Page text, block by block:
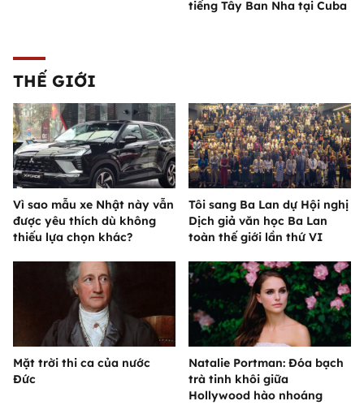
tiếng Tây Ban Nha tại Cuba
THẾ GIỚI
Vì sao mẫu xe Nhật này vẫn
được yêu thích dù không
thiếu lựa chọn khác?
Tôi sang Ba Lan dự Hội nghị
Dịch giả văn học Ba Lan
toàn thế giới lần thứ VI
Mặt trời thi ca của nước
Đức
Natalie Portman: Đóa bạch
trà tinh khôi giữa
Hollywood hào nhoáng